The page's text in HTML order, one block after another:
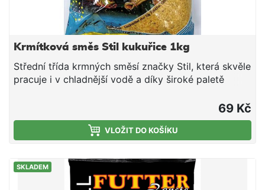
Krmítková směs Stil kukuřice 1kg
Střední třída krmných směsí značky Stil, která skvěle
pracuje i v chladnější vodě a díky široké paletě
pravou směs pro daný revír či cílovou rybu. V rámci
poměru ceny a nabízené kvality tyto směsi jen těžko
hledají konkurenci - doporučujeme. Složení: Mleté
pečivo Mletá obilná zrna Drcená olejnatá
semena Aromata Vysoký obsah proteinů Světlá
krmítková směs s příchutí scopex, která je
uzpůsobena především k lovu kaprů.
69 Kč
VLOŽIT DO KOŠÍKU
SKLADEM